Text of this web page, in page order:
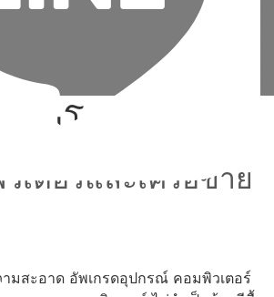
ง วินโดว์ แท้ เอง
เตอร์และเครือข่าย
มสะอาด อัพเกรดอุปกรณ์ คอมพิวเตอร์